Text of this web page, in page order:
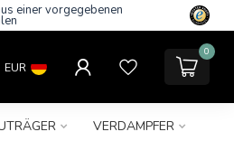
einer vorgegebenen
EUR
0
VERDAMPFER